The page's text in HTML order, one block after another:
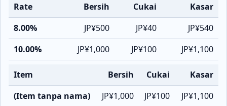
Rate Bersih Cukai
Kasar
8.00%
JP¥500 JP¥40
JP¥540
10.00%
JP¥1,000 JP¥100 JP¥1,100
Item Bersih Cukai
Kasar
(Item tanpa nama)
JP¥1,000 JP¥100
JP¥1,100